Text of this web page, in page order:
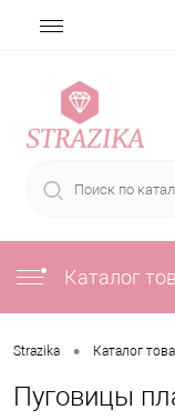
Каталог
Strazika • Каталог
Пуговицы